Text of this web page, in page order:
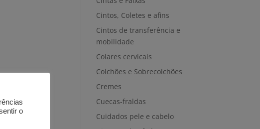
Cintos, Coletes e afins
Cintos de transferência e
mobilidade
Colares cervicais
Colchões e Sobrecolchões
Cremes
Cuecas-fraldas
Cuidados pele e cabelo
o